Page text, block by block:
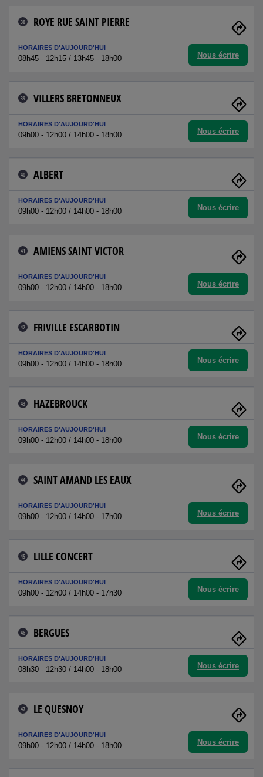
38 ROYE RUE SAINT PIERRE
HORAIRES D'AUJOURD'HUI
08h45 - 12h15 / 13h45 - 18h00 Nous écrire
39 VILLERS BRETONNEUX
HORAIRES D'AUJOURD'HUI
09h00 - 12h00 / 14h00 - 18h00 Nous écrire
40 ALBERT
HORAIRES D'AUJOURD'HUI
09h00 - 12h00 / 14h00 - 18h00 Nous écrire
41 AMIENS SAINT VICTOR
HORAIRES D'AUJOURD'HUI
09h00 - 12h00 / 14h00 - 18h00 Nous écrire
42 FRIVILLE ESCARBOTIN
HORAIRES D'AUJOURD'HUI
09h00 - 12h00 / 14h00 - 18h00 Nous écrire
43 HAZEBROUCK
HORAIRES D'AUJOURD'HUI
09h00 - 12h00 / 14h00 - 18h00 Nous écrire
44 SAINT AMAND LES EAUX
HORAIRES D'AUJOURD'HUI
09h00 - 12h00 / 14h00 - 17h00 Nous écrire
45 LILLE CONCERT
HORAIRES D'AUJOURD'HUI
09h00 - 12h00 / 14h00 - 17h30 Nous écrire
46 BERGUES
HORAIRES D'AUJOURD'HUI
08h30 - 12h30 / 14h00 - 18h00 Nous écrire
47 LE QUESNOY
HORAIRES D'AUJOURD'HUI
09h00 - 12h00 / 14h00 - 18h00 Nous écrire